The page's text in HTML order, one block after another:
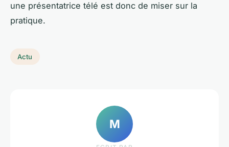
une présentatrice télé est donc de miser sur la
pratique.
Actu
M